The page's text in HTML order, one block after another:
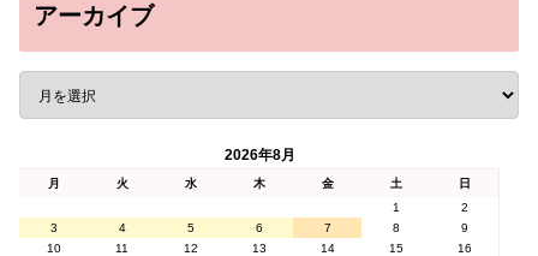
アーカイブ
2026年8月
月 火 水 木 金 土
日
1
2
3
4 5 6 7 8
9
10
11 12 13 14 15
16